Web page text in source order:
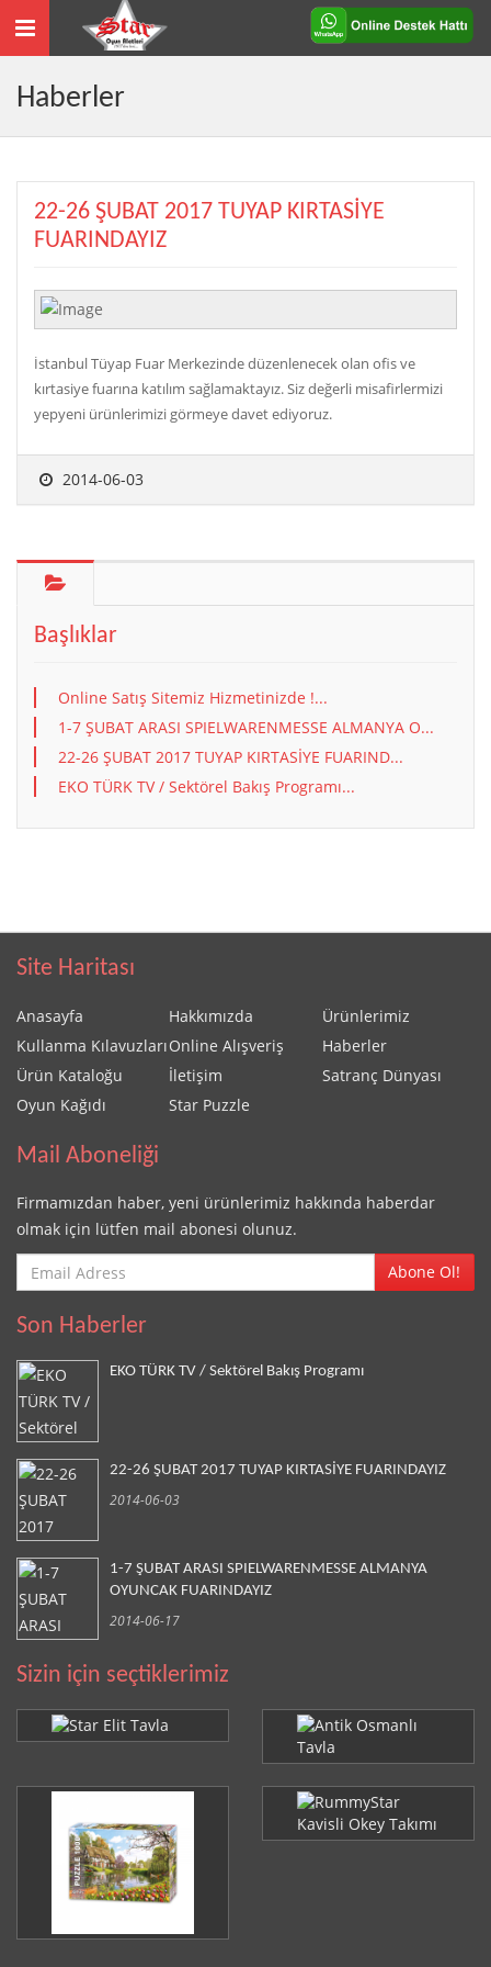
Toggle
navigation
Haberler
22-26 ŞUBAT 2017 TUYAP KIRTASİYE
FUARINDAYIZ
İstanbul Tüyap Fuar Merkezinde düzenlenecek olan ofis ve
kırtasiye fuarına katılım sağlamaktayız. Siz değerli misafirlermizi
yepyeni ürünlerimizi görmeye davet ediyoruz.
2014-06-03
Başlıklar
Online Satış Sitemiz Hizmetinizde !...
1-7 ŞUBAT ARASI SPIELWARENMESSE ALMANYA O...
22-26 ŞUBAT 2017 TUYAP KIRTASİYE FUARIND...
EKO TÜRK TV / Sektörel Bakış Programı...
Site Haritası
Anasayfa Hakkımızda
Ürünlerimiz
Kullanma KılavuzlarıOnline Alışveriş
Haberler
Ürün Kataloğu
İletişim
Satranç Dünyası
Oyun Kağıdı
Star Puzzle
Mail Aboneliği
Firmamızdan haber, yeni ürünlerimiz hakkında haberdar
olmak için lütfen mail abonesi olunuz.
Abone Ol!
Son Haberler
EKO TÜRK TV / Sektörel Bakış Programı
22-26 ŞUBAT 2017 TUYAP KIRTASİYE FUARINDAYIZ
2014-06-03
1-7 ŞUBAT ARASI SPIELWARENMESSE ALMANYA
OYUNCAK FUARINDAYIZ
2014-06-17
Sizin için seçtiklerimiz